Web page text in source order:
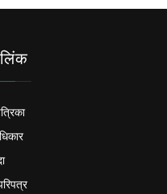
लिंक